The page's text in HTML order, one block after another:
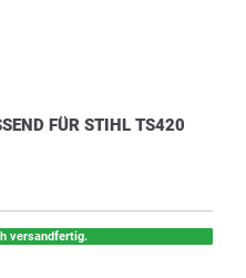
FÜR STIHL TS420
versandfertig.